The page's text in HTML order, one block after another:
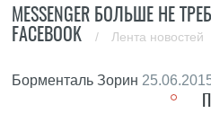
MESSENGER БОЛЬШЕ НЕ
FACEBOOK
/ Лента новостей
Борменталь Зорин